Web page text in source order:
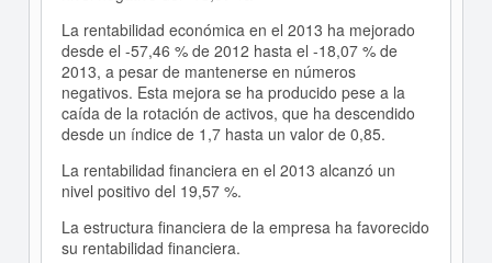
La rentabilidad económica en el 2013 ha mejorado
desde el -57,46 % de 2012 hasta el -18,07 % de
2013, a pesar de mantenerse en números
negativos. Esta mejora se ha producido pese a la
caída de la rotación de activos, que ha descendido
desde un índice de 1,7 hasta un valor de 0,85.
La rentabilidad financiera en el 2013 alcanzó un
nivel positivo del 19,57 %.
La estructura financiera de la empresa ha favorecido
su rentabilidad financiera.